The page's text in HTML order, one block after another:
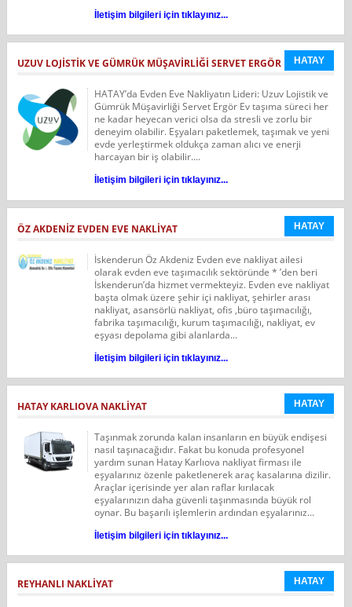
İletişim bilgileri için tıklayınız...
UZUV LOJISTIK VE GÜMRÜK MÜŞAVIRLIĞI SERVET ERGÖR HATAY
HATAY’da Evden Eve Nakliyatın Lideri: Uzuv Lojistik ve
Gümrük Müşavirliği Servet Ergör Ev taşıma süreci her
ne kadar heyecan verici olsa da stresli ve zorlu bir
deneyim olabilir. Eşyaları paketlemek, taşımak ve yeni
evde yerleştirmek oldukça zaman alıcı ve enerji
harcayan bir iş olabilir....
İletişim bilgileri için tıklayınız...
ÖZ AKDENİZ EVDEN EVE NAKLİYAT HATAY
İskenderun Öz Akdeniz Evden eve nakliyat ailesi
olarak evden eve taşımacılık sektöründe * ’den beri
İskenderun’da hizmet vermekteyiz. Evden eve nakliyat
başta olmak üzere şehir içi nakliyat, şehirler arası
nakliyat, asansörlü nakliyat, ofis ,büro taşımacılığı,
fabrika taşımacılığı, kurum taşımacılığı, nakliyat, ev
eşyası depolama gibi alanlarda...
İletişim bilgileri için tıklayınız...
HATAY KARLIOVA NAKLIYAT HATAY
Taşınmak zorunda kalan insanların en büyük endişesi
nasıl taşınacağıdır. Fakat bu konuda profesyonel
yardım sunan Hatay Karlıova nakliyat firması ile
eşyalarınız özenle paketlenerek araç kasalarına dizilir.
Araçlar içerisinde yer alan raflar kırılacak
eşyalarınızın daha güvenli taşınmasında büyük rol
oynar. Bu başarılı işlemlerin ardından eşyalarınız...
İletişim bilgileri için tıklayınız...
REYHANLI NAKLIYAT HATAY